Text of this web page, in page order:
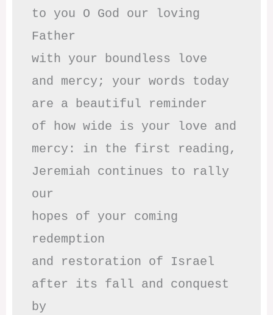
to you O God our loving
Father
with your boundless love
and mercy; your words today
are a beautiful reminder
of how wide is your love and
mercy: in the first reading,
Jeremiah continues to rally
our
hopes of your coming
redemption
and restoration of Israel
after its fall and conquest
by